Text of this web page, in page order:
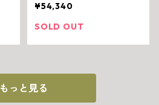
¥54,340
SOLD OUT
もっと見る